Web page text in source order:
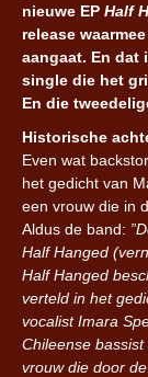
nieuwe EP Half
release
aangaat. En dat
single die het
En die
Historische
Even wat
het gedicht van
een vrouw die in
Aldus de band:
Half Hanged
Half Hanged
verteld in het
vocalist Imara
Chileense
vrouw die door